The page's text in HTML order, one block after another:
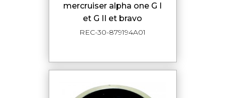
mercruiser alpha one G I
et G II et bravo
REC-30-879194A01